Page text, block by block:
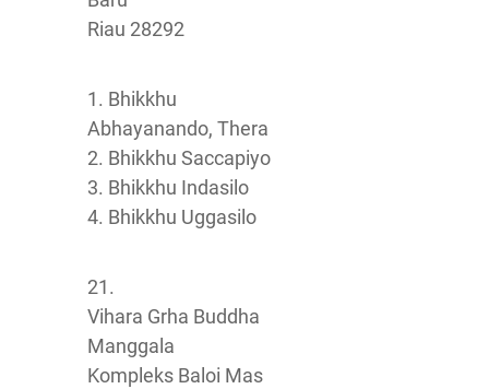
Riau 28292
1. Bhikkhu
Abhayanando, Thera
2. Bhikkhu Saccapiyo
3. Bhikkhu Indasilo
4. Bhikkhu Uggasilo
21.
Vihara Grha Buddha
Manggala
Kompleks Baloi Mas